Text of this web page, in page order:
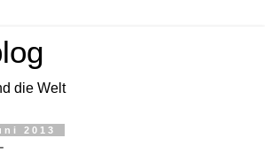
die Welt
2013